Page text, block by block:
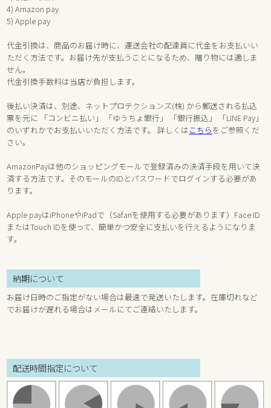
4) Amazon pay
5) Apple pay
代金引換は、商品のお届け時に、運送会社の配達員に代金をお支払いい
ただく方法です。お届け先が支払うことになるため、贈り物には適しま
せん。
代金引換手数料は当店が負担します。
後払い決済は、別途、ネットプロテクションズ(株) から郵送される払込
票を元に 「コンビニ払い」 「ゆうちょ銀行」 「銀行振込」 「LINE Pay」
のいずれかでお支払いいただく方法です。 詳しくはこちらをご参照くだ
さい。
AmazonPayは他のショッピングモールで登録済みの決済手段を用いて決
済する方法です。そのモールのIDとパスワードでログインする必要があ
ります。
Apple payはiPhoneやiPadで（Safariを使用する必要があります）Face ID
またはTouch IDを使って、簡単かつ安全に支払いを行えるようになりま
す。
納期について
お届け日時のご指定がない場合は最速で発送いたします。在庫切れなど
でお届けが遅れる場合はメールにてご連絡いたします。
配送時間指定について